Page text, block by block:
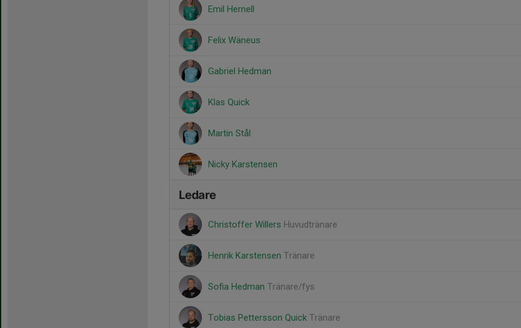
Emil Hernell
Felix Wäneus
Gabriel Hedman
Klas Quick
Martin Stål
Nicky Karstensen
Ledare
Christoffer Willers Huvudtränare
Henrik Karstensen Tränare
Sofia Hedman Tränare/fys
Tobias Pettersson Quick Tränare